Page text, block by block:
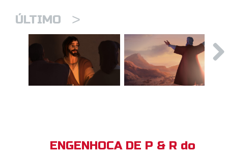
ÚLTIMO >
ENGENHOCA DE P & R do